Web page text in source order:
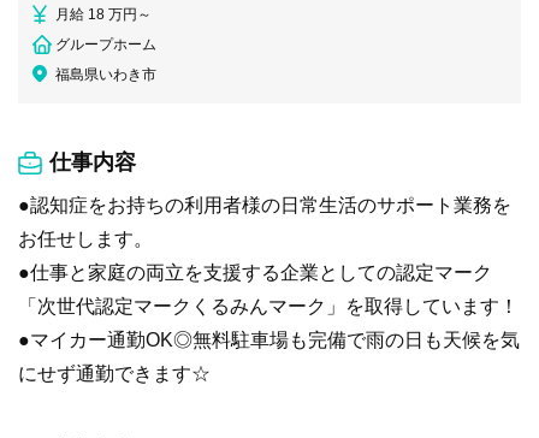
月給 18 万円～
グループホーム
福島県いわき市
仕事内容
●認知症をお持ちの利用者様の日常生活のサポート業務を
お任せします。
●仕事と家庭の両立を支援する企業としての認定マーク
「次世代認定マークくるみんマーク」を取得しています！
●マイカー通勤OK◎無料駐車場も完備で雨の日も天候を気
にせず通勤できます☆